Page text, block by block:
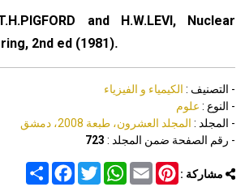
and H.W.LEVI, Nuclear
2nd ed (1981).
- التصنيف : الكيمياء و الفيزياء
- النوع : علوم
- المجلد : المجلد العشرون، طبعة 2008، دمشق
- رقم الصفحة ضمن المجلد : 723
مشاركة : Share
FacebookTwitter
WhatsAppEmail
Pinterest